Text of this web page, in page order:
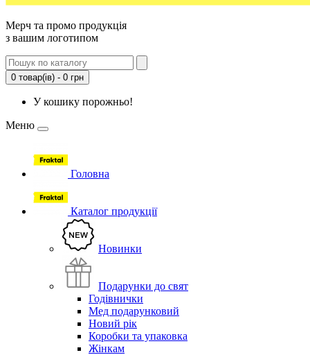
Мерч та промо продукція
з вашим логотипом
0 товар(ів) - 0 грн
У кошику порожньо!
Меню
Головна
Каталог продукції
Новинки
Подарунки до свят
Годівнички
Мед подарунковий
Новий рік
Коробки та упаковка
Жінкам